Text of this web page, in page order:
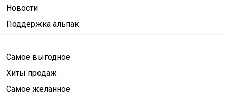
Новости
Поддержка альпак
Самое выгодное
Хиты продаж
Самое желанное